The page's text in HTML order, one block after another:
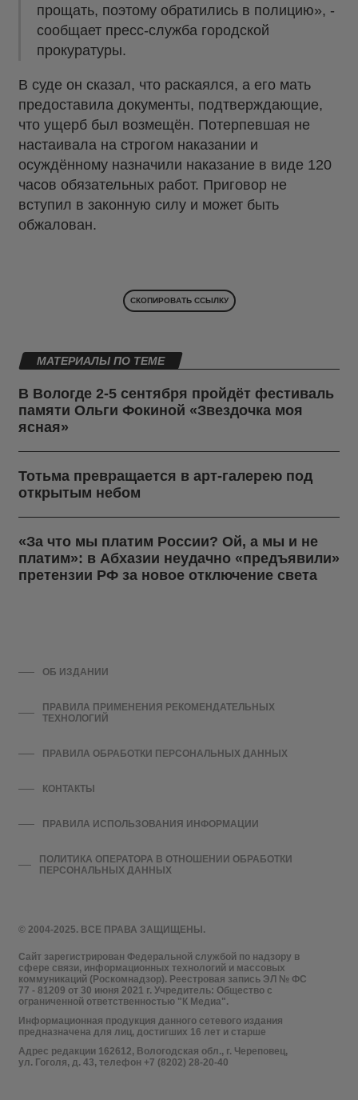
прощать, поэтому обратились в полицию», -
сообщает пресс-служба городской
прокуратуры.
В суде он сказал, что раскаялся, а его мать
предоставила документы, подтверждающие,
что ущерб был возмещён. Потерпевшая не
настаивала на строгом наказании и
осуждённому назначили наказание в виде 120
часов обязательных работ. Приговор не
вступил в законную силу и может быть
обжалован.
СКОПИРОВАТЬ ССЫЛКУ
МАТЕРИАЛЫ ПО ТЕМЕ
В Вологде 2-5 сентября пройдёт фестиваль
памяти Ольги Фокиной «Звездочка моя
ясная»
Тотьма превращается в арт-галерею под
открытым небом
«За что мы платим России? Ой, а мы и не
платим»: в Абхазии неудачно «предъявили»
претензии РФ за новое отключение света
© 2004-2025. ВСЕ ПРАВА ЗАЩИЩЕНЫ.
Сайт зарегистрирован Федеральной службой по надзору в
сфере связи, информационных технологий и массовых
коммуникаций (Роскомнадзор). Реестровая запись ЭЛ № ФС
77 - 81209 от 30 июня 2021 г. Учредитель: Общество с
ограниченной ответственностью "К Медиа".
Информационная продукция данного сетевого издания
предназначена для лиц, достигших 16 лет и старше
Адрес редакции 162612, Вологодская обл., г. Череповец,
ул. Гоголя, д. 43, телефон +7 (8202) 28-20-40
ОБ ИЗДАНИИ
ПРАВИЛА ПРИМЕНЕНИЯ РЕКОМЕНДАТЕЛЬНЫХ
ТЕХНОЛОГИЙ
ПРАВИЛА ОБРАБОТКИ ПЕРСОНАЛЬНЫХ ДАННЫХ
КОНТАКТЫ
ПРАВИЛА ИСПОЛЬЗОВАНИЯ ИНФОРМАЦИИ
ПОЛИТИКА ОПЕРАТОРА В ОТНОШЕНИИ ОБРАБОТКИ
ПЕРСОНАЛЬНЫХ ДАННЫХ